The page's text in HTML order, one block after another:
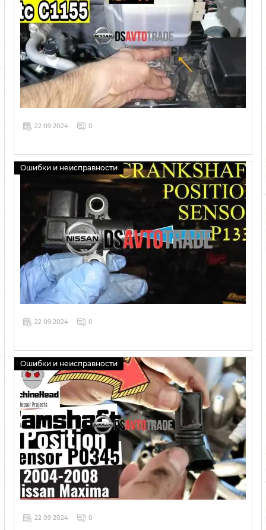
22 09 2024 0
Ошибки и неисправности
22 09 2024 0
Ошибки и неисправности
22 09 2024 0